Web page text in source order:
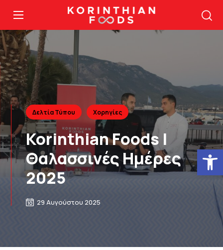
Δελτία Τύπου Χορηγίες
Korinthian Foods |
Θαλασσινές Ημέρες
2025
29 Αυγούστου 2025